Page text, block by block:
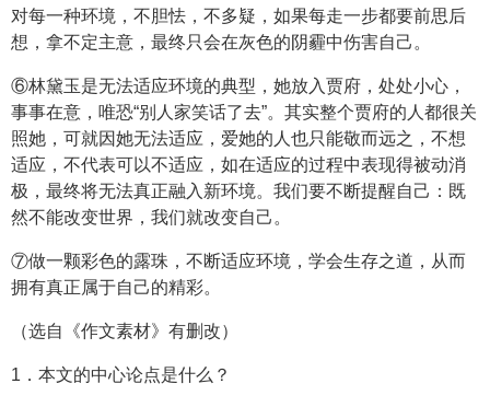
对每一种环境，不胆怯，不多疑，如果每走一步都要前思后
想，拿不定主意，最终只会在灰色的阴霾中伤害自己。
⑥林黛玉是无法适应环境的典型，她放入贾府，处处小心，
事事在意，唯恐“别人家笑话了去”。其实整个贾府的人都很关
照她，可就因她无法适应，爱她的人也只能敬而远之，不想
适应，不代表可以不适应，如在适应的过程中表现得被动消
极，最终将无法真正融入新环境。我们要不断提醒自己：既
然不能改变世界，我们就改变自己。
⑦做一颗彩色的露珠，不断适应环境，学会生存之道，从而
拥有真正属于自己的精彩。
（选自《作文素材》有删改）
1．本文的中心论点是什么？